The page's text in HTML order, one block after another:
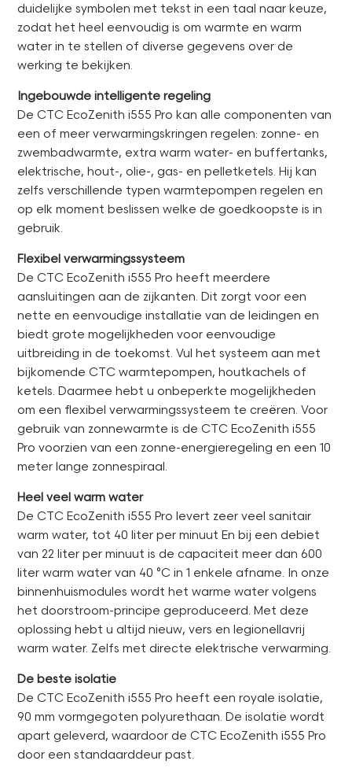
duidelijke symbolen met tekst in een taal naar keuze,
zodat het heel eenvoudig is om warmte en warm
water in te stellen of diverse gegevens over de
werking te bekijken.
Ingebouwde intelligente regeling
De CTC EcoZenith i555 Pro kan alle componenten van
een of meer verwarmingskringen regelen: zonne- en
zwembadwarmte, extra warm water- en buffertanks,
elektrische, hout-, olie-, gas- en pelletketels. Hij kan
zelfs verschillende typen warmtepompen regelen en
op elk moment beslissen welke de goedkoopste is in
gebruik.
Flexibel verwarmingssysteem
De CTC EcoZenith i555 Pro heeft meerdere
aansluitingen aan de zijkanten. Dit zorgt voor een
nette en eenvoudige installatie van de leidingen en
biedt grote mogelijkheden voor eenvoudige
uitbreiding in de toekomst. Vul het systeem aan met
bijkomende CTC warmtepompen, houtkachels of
ketels. Daarmee hebt u onbeperkte mogelijkheden
om een flexibel verwarmingssysteem te creëren. Voor
gebruik van zonnewarmte is de CTC EcoZenith i555
Pro voorzien van een zonne-energieregeling en een 10
meter lange zonnespiraal.
Heel veel warm water
De CTC EcoZenith i555 Pro levert zeer veel sanitair
warm water, tot 40 liter per minuut En bij een debiet
van 22 liter per minuut is de capaciteit meer dan 600
liter warm water van 40 °C in 1 enkele afname. In onze
binnenhuismodules wordt het warme water volgens
het doorstroom-principe geproduceerd. Met deze
oplossing hebt u altijd nieuw, vers en legionellavrij
warm water. Zelfs met directe elektrische verwarming.
De beste isolatie
De CTC EcoZenith i555 Pro heeft een royale isolatie,
90 mm vormgegoten polyurethaan. De isolatie wordt
apart geleverd, waardoor de CTC EcoZenith i555 Pro
door een standaarddeur past.